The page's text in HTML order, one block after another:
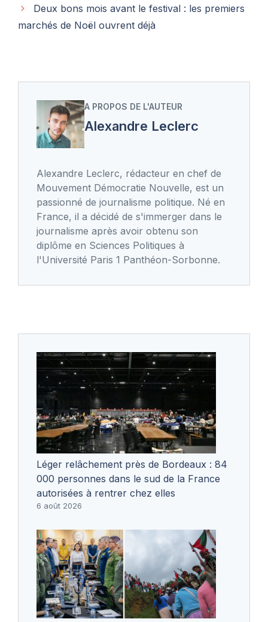
Deux bons mois avant le festival : les premiers
marchés de Noël ouvrent déjà
A PROPOS DE L'AUTEUR
Alexandre Leclerc
Alexandre Leclerc, rédacteur en chef de
Mouvement Démocratie Nouvelle, est un
passionné de journalisme politique. Né en
France, il a décidé de s'immerger dans le
journalisme après avoir obtenu son
diplôme en Sciences Politiques à
l'Université Paris 1 Panthéon-Sorbonne.
Léger relâchement près de Bordeaux : 84
000 personnes dans le sud de la France
autorisées à rentrer chez elles
6 août 2026